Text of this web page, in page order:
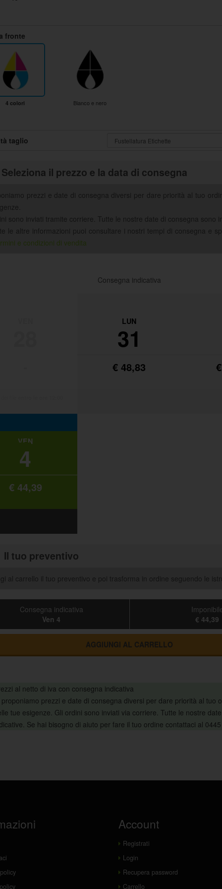
fronte
4 colori Bianco e nero
taglio
Seleziona il prezzo e la data di consegna
prezzi e date di consegna diversi per dare priorità al tuo
sono inviati tramite corriere. Tutte le nostre date di consegna sono
le altre informazioni puoi consultare i nostri tempi di consegna e
e condizioni di vendita
Consegna indicativa
LUN
31
€ 48,83
VEN
4
€ 44,39
Il tuo preventivo
al carrello il tuo preventivo e poi trasforma in ordine seguendo le
Consegna indicativa
Ven 4
€ 44,39
AGGIUNGI AL CARRELLO
al netto di iva con consegna indicativa
prezzi e date di consegna diversi per dare priorità al tuo
tue esigenze. Gli ordini sono inviati via corriere. Tutte le nostre
Se hai bisogno di aiuto per fare il tuo ordine contattaci al 0445
Account
Registrati
Login
Recupera password
Carrello